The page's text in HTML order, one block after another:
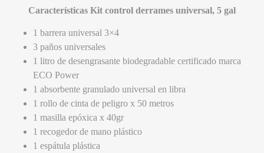
Características Kit control derrames universal, 5 gal
1 barrera universal 3×4
3 paños universales
1 litro de desengrasante biodegradable certificado marca
ECO Power
1 absorbente granulado universal en libra
1 rollo de cinta de peligro x 50 metros
1 masilla epóxica x 40gr
1 recogedor de mano plástico
1 espátula plástica